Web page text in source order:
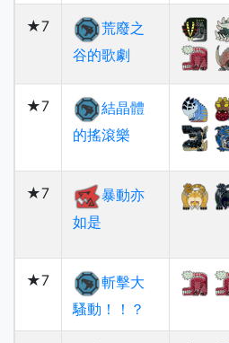
★7
荒廢之
谷的歌劇
★7
結晶體
的搖滾樂
★7
暴動亦
如是
★7
斬擊大
騷動！！？